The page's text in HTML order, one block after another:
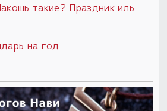
такие? Праздник иль
на год